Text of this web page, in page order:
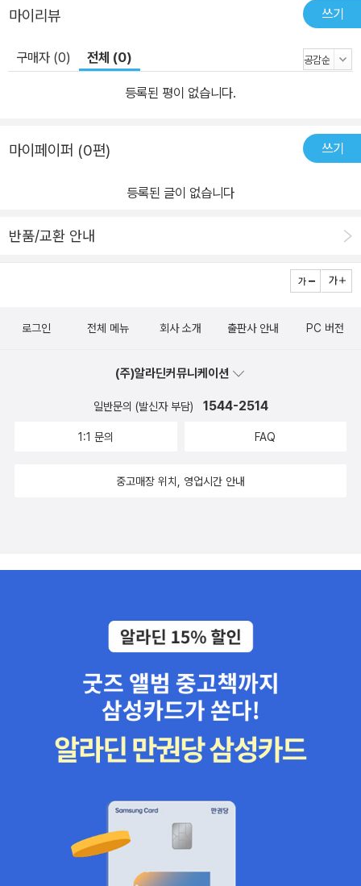
마이리뷰 쓰기
구매자 (0) 전체 (0)
등록된 평이 없습니다.
마이페이퍼 (0편) 쓰기
등록된 글이 없습니다
반품/교환 안내
로그인 전체 메뉴 회사 소개 출판사 안내 PC 버전
(주)알라딘커뮤니케이션
일반문의 (발신자 부담) 1544-2514
1:1 문의 FAQ
중고매장 위치, 영업시간 안내